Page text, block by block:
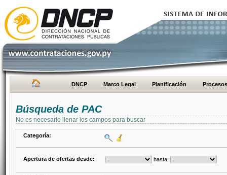
DNCP Marco Legal Planificación Procesos
Búsqueda de PAC
No es necesario llenar los campos para buscar
Categoría:
Apertura de ofertas desde: hasta: